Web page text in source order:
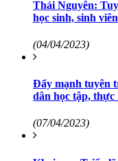
Thái Nguyên:
học sinh, sinh viên
(04/04/2023)
Đẩy mạnh tuyên
dân học tập, thực
(07/04/2023)